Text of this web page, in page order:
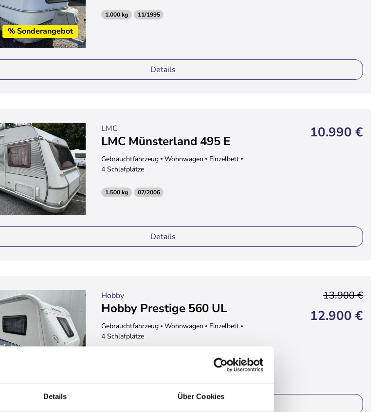
Details Über Cookies
% Sonderangebot
1.000 kg 11/1995
Details
LMC
LMC Münsterland 495 E
Gebrauchtfahrzeug Wohnwagen
Einzelbett
4 Schlafplätze
10.990 €
1.500 kg 07/2006
Details
Hobby
Hobby Prestige 560 UL
Gebrauchtfahrzeug Wohnwagen
Einzelbett
4 Schlafplätze
12.900 €
13.900 €